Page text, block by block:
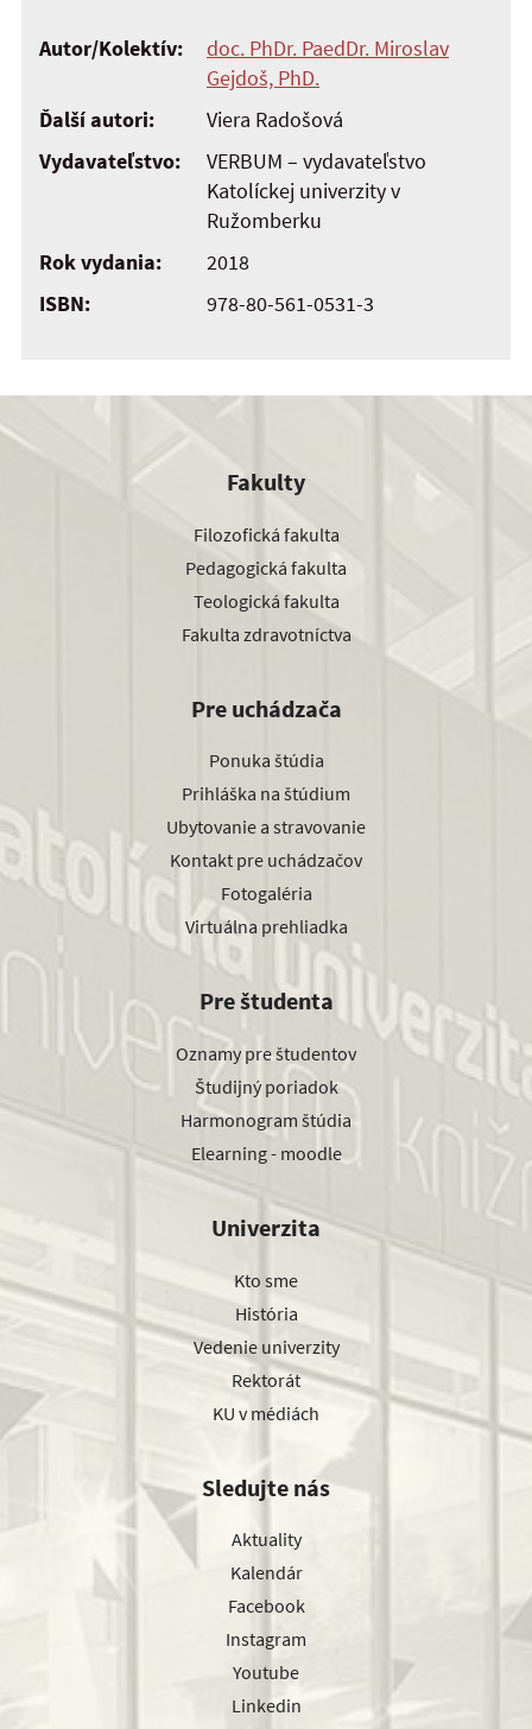
Autor/Kolektív:
doc. PhDr. PaedDr. Miroslav
Gejdoš, PhD.
Ďalší autori:
Viera Radošová
Vydavateľstvo:
VERBUM – vydavateľstvo
Katolíckej univerzity v
Ružomberku
Rok vydania:
2018
ISBN:
978-80-561-0531-3
Fakulty
Filozofická fakulta
Pedagogická fakulta
Teologická fakulta
Fakulta zdravotníctva
Pre uchádzača
Ponuka štúdia
Prihláška na štúdium
Ubytovanie a stravovanie
Kontakt pre uchádzačov
Fotogaléria
Virtuálna prehliadka
Pre študenta
Oznamy pre študentov
Študijný poriadok
Harmonogram štúdia
Elearning - moodle
Univerzita
Kto sme
História
Vedenie univerzity
Rektorát
KU v médiách
Sledujte nás
Aktuality
Kalendár
Facebook
Instagram
Youtube
Linkedin